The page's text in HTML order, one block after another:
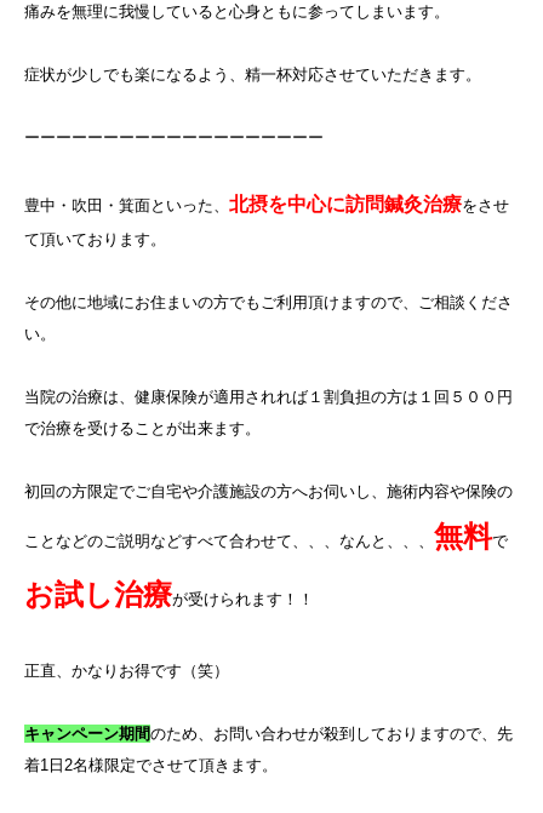
痛みを無理に我慢していると心身ともに参ってしまいます。
症状が少しでも楽になるよう、精一杯対応させていただきます。
ーーーーーーーーーーーーーーーーーーー
豊中・吹田・箕面といった、 北摂を中心に訪問鍼灸治療をさせ
て頂いております。
その他に地域にお住まいの方でもご利用頂けますので、ご相談くださ
い。
当院の治療は、健康保険が適用されれば１割負担の方は１回５００円
で治療を受けることが出来ます。
初回の方限定でご自宅や介護施設の方へお伺いし、施術内容や保険の
ことなどのご説明などすべて合わせて、、、なんと、、、 無料で
お試し治療が受けられます！！
正直、かなりお得です（笑）
キャンペーン期間のため、お問い合わせが殺到しておりますので、先
着1 日 2名様限定でさせて頂きます。